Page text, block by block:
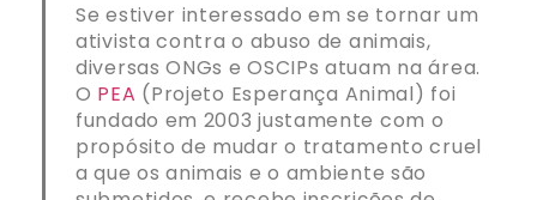
Se estiver interessado em se tornar um
ativista contra o abuso de animais,
diversas ONGs e OSCIPs atuam na área.
O PEA (Projeto Esperança Animal) foi
fundado em 2003 justamente com o
propósito de mudar o tratamento cruel
a que os animais e o ambiente são